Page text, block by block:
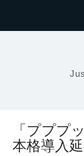
「プププ
本格導入